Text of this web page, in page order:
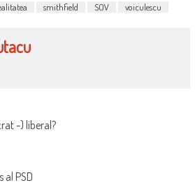
smithfield SOV voiculescu
-) liberal?
al PSD